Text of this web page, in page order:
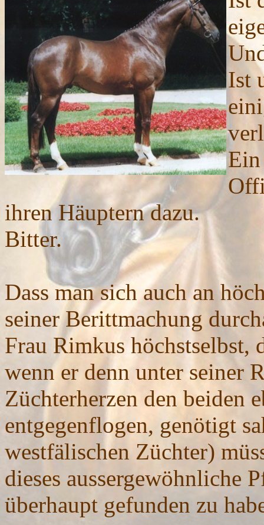
Ist
ihren Häuptern dazu.
Bitter.
Dass man sich auch an
seiner Berittmachung
Frau Rimkus höchstselbst,
wenn er denn unter seiner
Züchterherzen den beiden
entgegenflogen, genötigt
westfälischen Züchter)
dieses aussergewöhnliche
überhaupt gefunden zu